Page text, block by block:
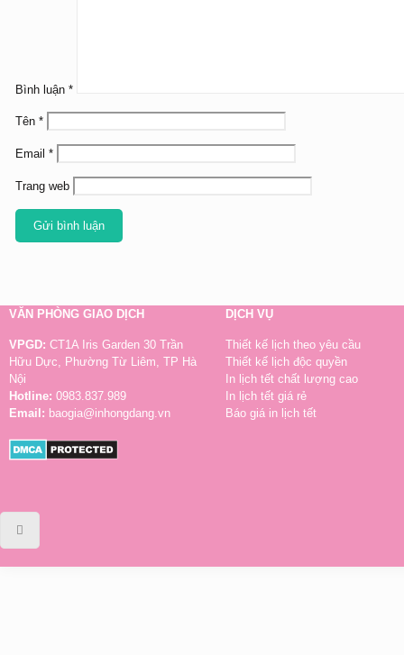
Bình luận *
Tên *
Email *
Trang web
VĂN PHÒNG GIAO DỊCH
VPGD: CT1A Iris Garden 30 Trần
Hữu Dực, Phường Từ Liêm, TP Hà
Nội
Hotline: 0983.837.989
Email: baogia@inhongdang.vn
DỊCH VỤ
Thiết kế lịch theo yêu cầu
Thiết kế lịch độc quyền
In lịch tết chất lượng cao
In lịch tết giá rẻ
Báo giá in lịch tết